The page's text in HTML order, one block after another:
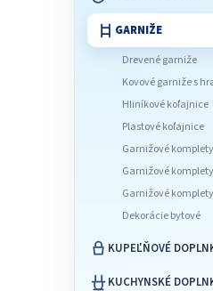
GARNIŽE
Drevené garniže
Kovové garniže s
Hliníkové koľajnice
Plastové koľajnice
Garnižové
Garnižové
Garnižové
Dekorácie bytové
KUPEĽŇOVÉ
KUCHYNSKÉ